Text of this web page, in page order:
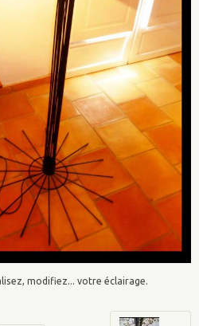
modifiez... votre éclairage.